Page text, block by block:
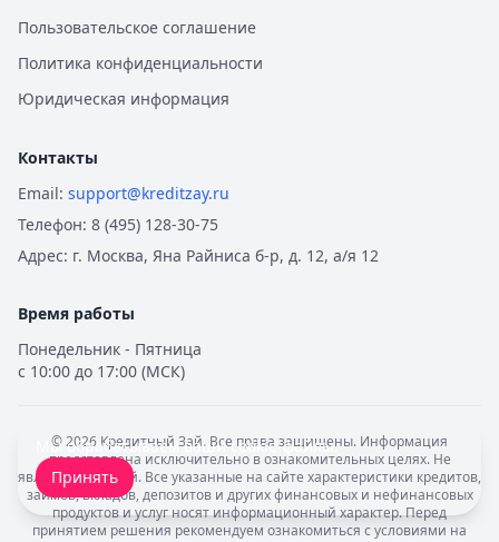
Пользовательское соглашение
Политика конфиденциальности
Юридическая информация
Контакты
Email: support@kreditzay.ru
Телефон: 8 (495) 128-30-75
Адрес: г. Москва, Яна Райниса б-р, д. 12, а/я 12
Время работы
Понедельник - Пятница
с 10:00 до 17:00 (МСК)
©2026 Кредитный Зай. Все права защищены. Информация
представлена исключительно в ознакомительных целях. Не
является офертой. Все указанные на сайте характеристики кредитов,
займов, вкладов, депозитов и других финансовых и нефинансовых
продуктов и услуг носят информационный характер. Перед
принятием решения рекомендуем ознакомиться с условиями на
Мы обрабатываем ваши cookie-файлы.
Принять